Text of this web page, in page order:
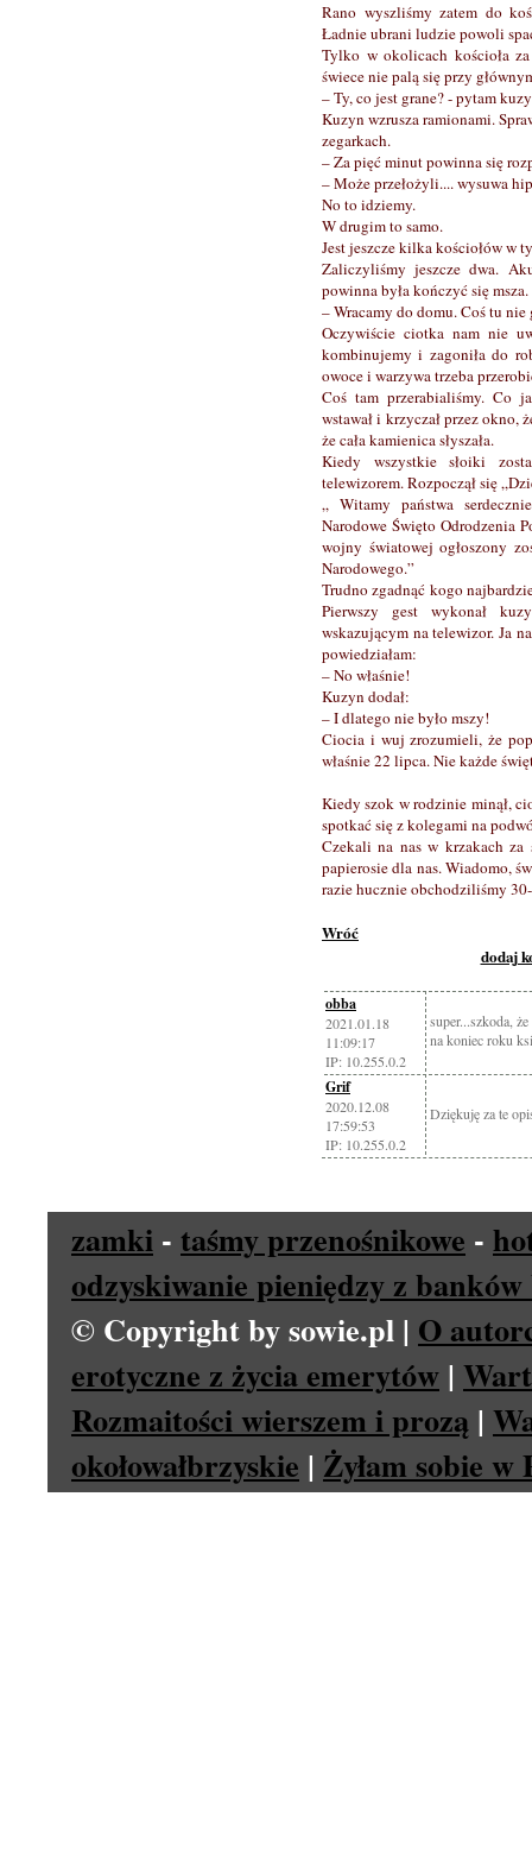
Rano wyszliśmy zatem do
Ładnie ubrani ludzie powoli
Tylko w okolicach kościoła
świece nie palą się przy
– Ty, co jest grane? - pytam
Kuzyn wzrusza ramionami.
zegarkach.
– Za pięć minut powinna się
– Może przełożyli.... wysuwa
No to idziemy.
W drugim to samo.
Jest jeszcze kilka kościołów w
Zaliczyliśmy jeszcze dwa.
powinna była kończyć się msza.
– Wracamy do domu. Coś tu nie
Oczywiście ciotka nam nie
kombinujemy i zagoniła do
owoce i warzywa trzeba
Coś tam przerabialiśmy. Co
wstawał i krzyczał przez okno,
że cała kamienica słyszała.
Kiedy wszystkie słoiki
telewizorem. Rozpoczął się
„ Witamy państwa
Narodowe Święto Odrodzenia
wojny światowej ogłoszony
Narodowego.”
Trudno zgadnąć kogo
Pierwszy gest wykonał
wskazującym na telewizor. Ja
powiedziałam:
– No właśnie!
Kuzyn dodał:
– I dlatego nie było mszy!
Ciocia i wuj zrozumieli, że
właśnie 22 lipca. Nie każde
Kiedy szok w rodzinie minął,
spotkać się z kolegami na
Czekali na nas w krzakach
papierosie dla nas. Wiadomo,
razie hucznie obchodziliśmy
Wróć
dodaj
obba
2021.01.18
11:09:17
IP: 10.255.0.2
super...szkoda,
na koniec roku
Grif
2020.12.08
17:59:53
IP: 10.255.0.2
Dziękuję za te
zamki - taśmy przenośnikowe -
odzyskiwanie pieniędzy z banków
© Copyright by sowie.pl | O
erotyczne z życia emerytów |
Rozmaitości wierszem i prozą |
okołowałbrzyskie | Żyłam sobie